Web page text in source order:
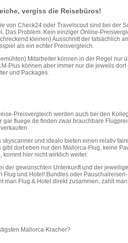
vergiss die Reisebüros!
von Check24 oder Travelscout sind bei der
Das Problem: Kein einziger Online-
kleinen) Ausschnitt der tatsächlich
als ein echter Preisvergleich.
Mitarbeiter können in der Regel nur
Plus können aber immer nur die jeweils
und Packages.
Preisvergleich werden auch bei den
fluege.de finden zwar brauchbare
und idealo bieten einen relativ
dort eben nur den Mallorca-Flug, keine
kommt hier nicht wirklich weiter.
gewünschten Unterkunft und der
und Hotel! Bundles oder
Flug & Hotel direkt zusammen, zahlt
Mallorca-Kracher?